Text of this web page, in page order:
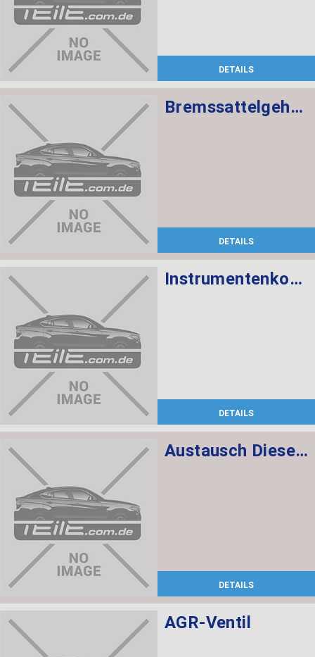
DETAILS
Bremssattelgehäuse links
DETAILS
Instrumentenkombination KMH
DETAILS
Austausch Dieselpartikelfilter
DETAILS
AGR-Ventil